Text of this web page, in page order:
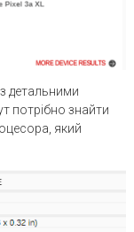
детальними
потрібно знайти
який